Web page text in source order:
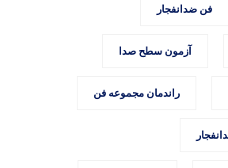
فن ضدانفجار
آزمون سطح صدا
راندمان مجموعه فن